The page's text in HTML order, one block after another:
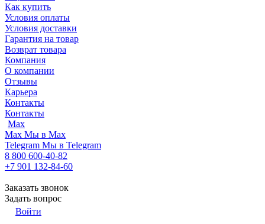
Как купить
Условия оплаты
Условия доставки
Гарантия на товар
Возврат товара
Компания
О компании
Отзывы
Карьера
Контакты
Контакты
Max
Max Мы в Max
Telegram Мы в Telegram
8 800 600-40-82
+7 901 132-84-60
Заказать звонок
Задать вопрос
Войти